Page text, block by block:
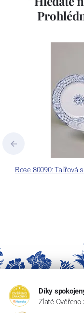
porcelán. V roce 2009
včetně ochranné
pecemi a vtavnou
výrobky pomocí
Concordia Lesov
Rose 80090: Talířová
Díky
Zlaté Ověřeno